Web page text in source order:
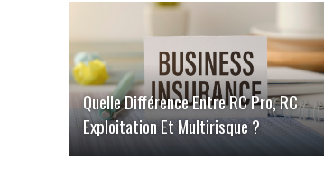
Quelle Différence Entre RC Pro, RC
Exploitation Et Multirisque ?